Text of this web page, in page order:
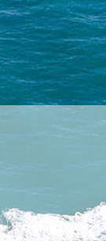
Produits phare